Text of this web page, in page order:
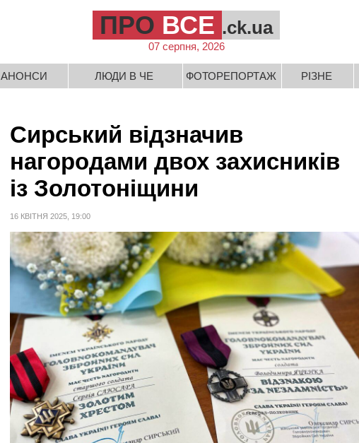
ПРО ВСЕ .ck.ua
07 серпня, 2026
АНОНСИ ЛЮДИ В ЧЕ ФОТОРЕПОРТАЖ РІЗНЕ
Сирський відзначив
нагородами двох захисників
із Золотоніщини
16 КВІТНЯ 2025, 19:00